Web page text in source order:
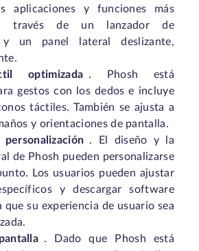
aplicaciones y funciones más
a través de un lanzador de
y un panel lateral deslizante,
optimizada . Phosh está
gestos con los dedos e incluye
táctiles. También se ajusta a
y orientaciones de pantalla.
. El diseño y la
de Phosh pueden personalizarse
Los usuarios pueden ajustar
y descargar software
que su experiencia de usuario sea
. Dado que Phosh está